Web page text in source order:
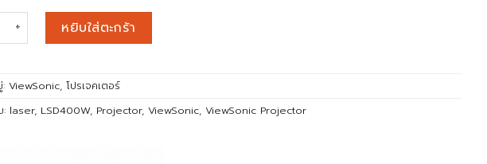
โปรเจคเตอร์ ViewSonic LSD400W (4,000 lm/WXGA) Laser Projector ชิ้น
หยิบใส่ตะกร้า
ViewSonic, โปรเจคเตอร์
: laser, LSD400W, Projector, ViewSonic, ViewSonic Projector